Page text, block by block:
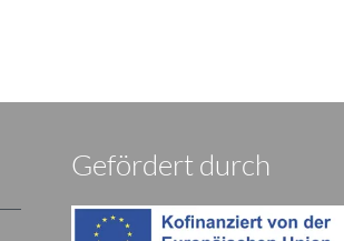
Gefördert durch